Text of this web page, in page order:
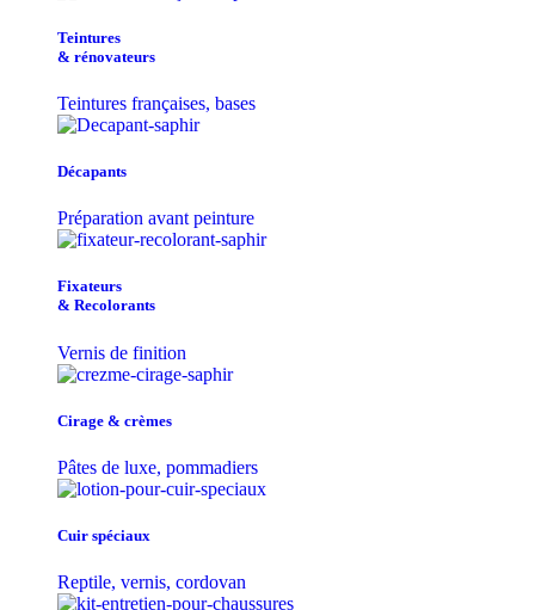
Teintu​res
& r​é​novateurs
Teintures françaises, bases
Décapants
Préparation avant peinture
Fixateurs
& Recolorants
Vernis de finition
Cirage & crèmes
Pâtes de luxe, pommadiers
Cuir spéciaux
Reptile, vernis, cordovan